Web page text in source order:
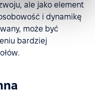
ale jako element
i dynamikę
może być
bardziej